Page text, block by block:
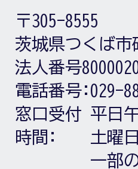
〒305-8555
茨城県つくば市
法人番号
電話番号: 029-
窓口受付
時間:
平日
土曜
一部